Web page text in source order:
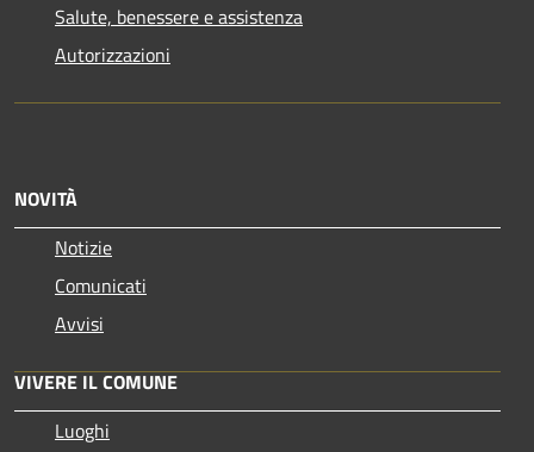
Salute, benessere e assistenza
Autorizzazioni
NOVITÀ
Notizie
Comunicati
Avvisi
VIVERE IL COMUNE
Luoghi